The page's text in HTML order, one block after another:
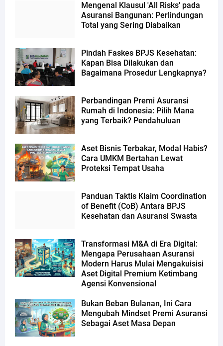
Mengenal Klausul 'All Risks' pada
Asuransi Bangunan: Perlindungan
Total yang Sering Diabaikan
Pindah Faskes BPJS Kesehatan:
Kapan Bisa Dilakukan dan
Bagaimana Prosedur Lengkapnya?
Perbandingan Premi Asuransi
Rumah di Indonesia: Pilih Mana
yang Terbaik? Pendahuluan
Aset Bisnis Terbakar, Modal Habis?
Cara UMKM Bertahan Lewat
Proteksi Tempat Usaha
Panduan Taktis Klaim Coordination
of Benefit (CoB) Antara BPJS
Kesehatan dan Asuransi Swasta
Transformasi M&A di Era Digital:
Mengapa Perusahaan Asuransi
Modern Harus Mulai Mengakuisisi
Aset Digital Premium Ketimbang
Agensi Konvensional
Bukan Beban Bulanan, Ini Cara
Mengubah Mindset Premi Asuransi
Sebagai Aset Masa Depan